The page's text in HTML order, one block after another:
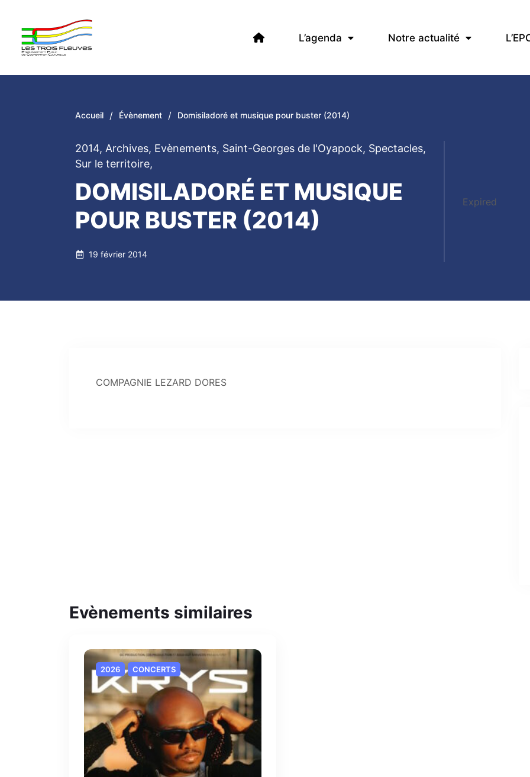
L’agenda Notre actualité
Accueil / Évènement / Domisiladoré et musique pour buster (2014)
2014, Archives, Evènements, Saint-Georges de l'Oyapock, Spectacles,
Sur le territoire,
DOMISILADORÉ ET MUSIQUE
POUR BUSTER (2014)
19 février 2014
Expired
COMPAGNIE LEZARD DORES
Evènements similaires
2026 CONCERTS